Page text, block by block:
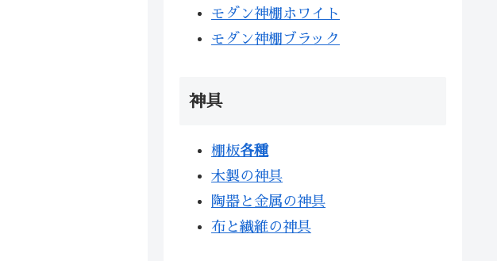
モダン神棚ホワイト
モダン神棚ブラック
神具
棚板各種
木製の神具
陶器と金属の神具
布と繊維の神具